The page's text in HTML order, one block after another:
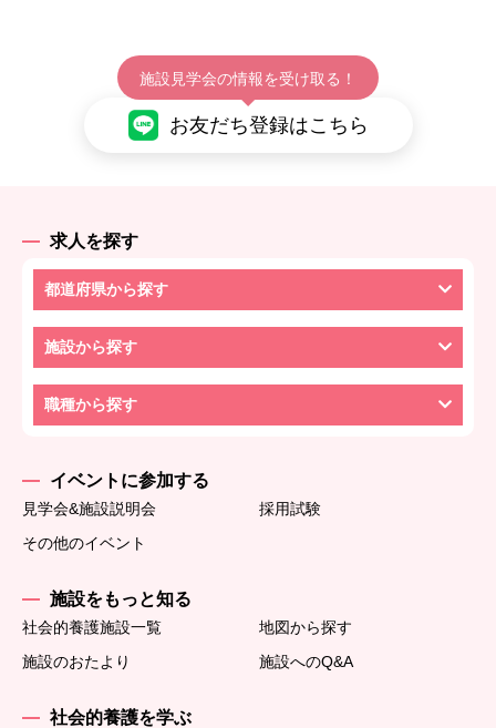
施設見学会の情報を受け取る！
お友だち登録はこちら
求人を探す
都道府県から探す
施設から探す
職種から探す
イベントに参加する
見学会&施設説明会
採用試験
その他のイベント
施設をもっと知る
社会的養護施設一覧
地図から探す
施設のおたより
施設へのQ&A
社会的養護を学ぶ